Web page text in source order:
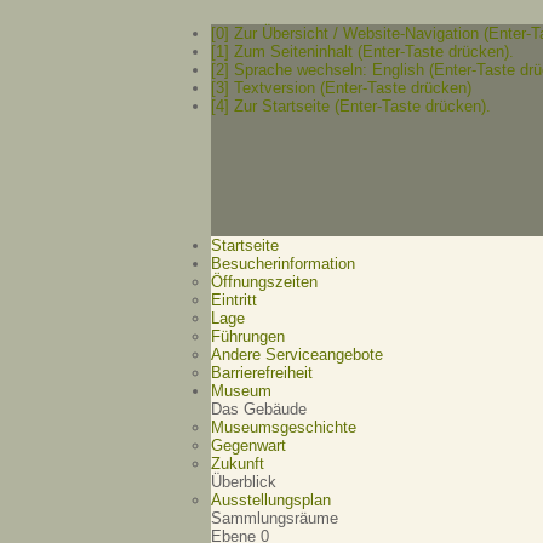
[0] Zur Übersicht / Website-Navigation (Enter-
[1] Zum Seiteninhalt (Enter-Taste drücken).
[2] Sprache wechseln: English (Enter-Taste
[3] Textversion (Enter-Taste drücken)
[4] Zur Startseite (Enter-Taste drücken).
Startseite
Besucherinformation
Öffnungszeiten
Eintritt
Lage
Führungen
Andere Serviceangebote
Barrierefreiheit
Museum
Das Gebäude
Museumsgeschichte
Gegenwart
Zukunft
Überblick
Ausstellungsplan
Sammlungsräume
Ebene 0